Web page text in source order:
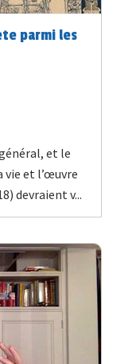
parmi les
et le
vie et l’œuvre
devraient v...